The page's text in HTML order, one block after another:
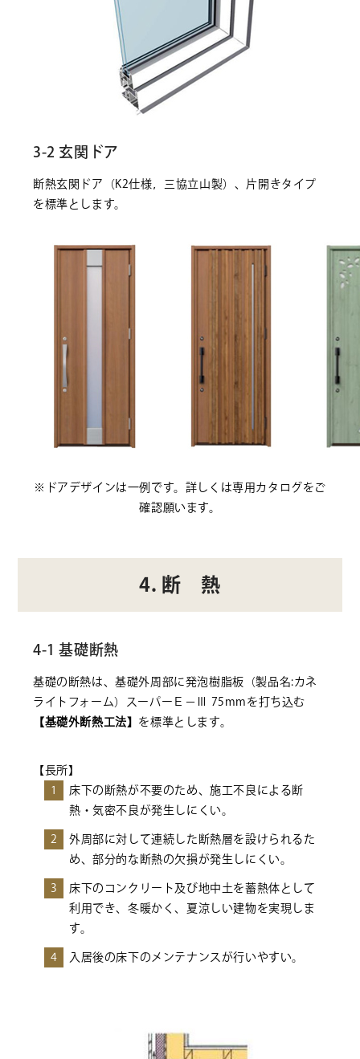
3-2 玄関ドア
断熱玄関ドア（K2仕様，三協立山製）、片開きタイプ
を標準とします。
※ドアデザインは一例です。詳しくは専用カタログをご
確認願います。
4. 断 熱
4-1 基礎断熱
基礎の断熱は、基礎外周部に発泡樹脂板（製品名:カネ
ライトフォーム）スーパーＥ－Ⅲ 75mmを打ち込む
【基礎外断熱工法】 を標準とします。
【⾧所】
1
床下の断熱が不要のため、施工不良による断
熱・気密不良が発生しにくい。
2
外周部に対して連続した断熱層を設けられるた
め、部分的な断熱の欠損が発生しにくい。
3
床下のコンクリート及び地中土を蓄熱体として
利用でき、冬暖かく、夏涼しい建物を実現しま
す。
4 入居後の床下のメンテナンスが行いやすい。